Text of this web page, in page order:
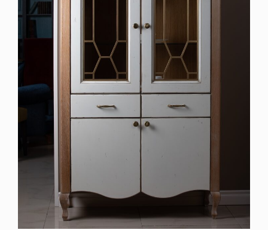
Буфет
Буфет в классическом стиле с характерными
декоративными накладками на стеклах,
которые придают ему особый шарм.